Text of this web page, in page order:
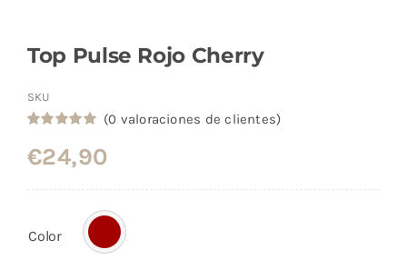
Top Pulse Rojo Cherry
SKU
con5.00
de
5 en base a
(0 valoraciones de clientes)
€24,90
Color